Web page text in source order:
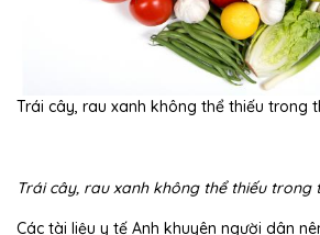
Trái cây, rau xanh không thể thiếu trong
Trái cây, rau xanh không thể thiếu trong
Các tài liệu y tế Anh khuyên người dân